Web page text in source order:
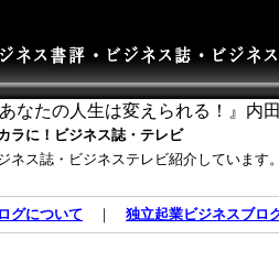
なたの人生は変えられる！』内
ラに！ビジネス誌・テレビ
ネス誌・ビジネステレビ紹介しています
グについて ｜ 独立起業ビジネスブロ